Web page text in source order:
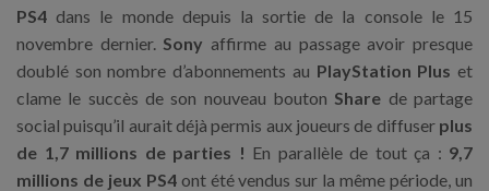
PS4 dans le monde depuis la sortie de la console le 15
novembre dernier. Sony affirme au passage avoir presque
doublé son nombre d’abonnements au PlayStation Plus et
clame le succès de son nouveau bouton Share de partage
social puisqu’il aurait déjà permis aux joueurs de diffuser plus
de 1,7 millions de parties ! En parallèle de tout ça : 9,7
millions de jeux PS4ont été vendus sur la même période, un